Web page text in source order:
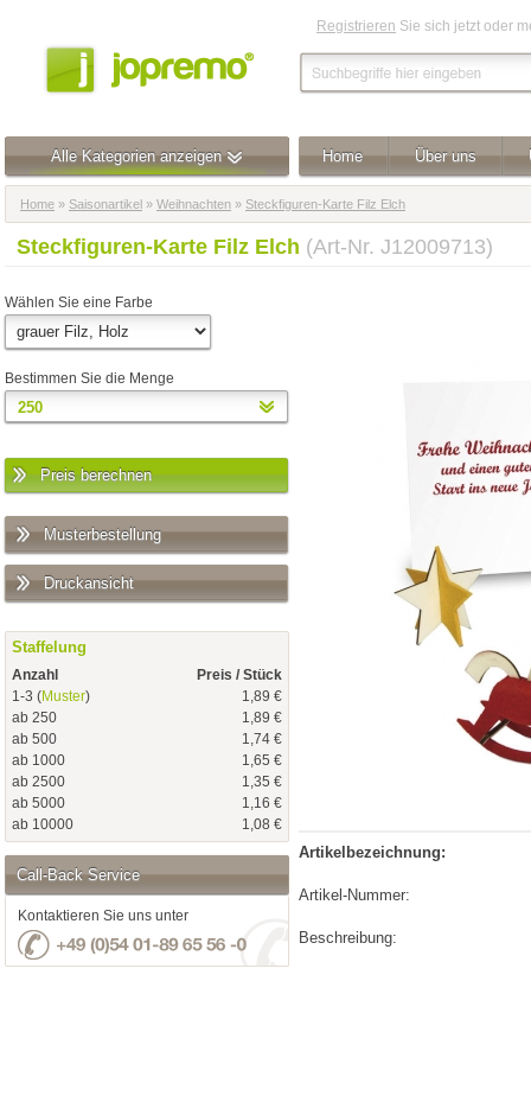
Registrieren Sie sich jetzt oder
Alle Kategorien anzeigen Home Über uns
Home » Saisonartikel » Weihnachten » Steckfiguren-Karte Filz Elch
Steckfiguren-Karte Filz Elch (Art-Nr. J12009713)
Wählen Sie eine Farbe
Bestimmen Sie die Menge
Preis berechnen
Musterbestellung
Druckansicht
Staffelung
Anzahl
Preis / Stück
1-3 (Muster)
1,89 €
ab 250
1,89 €
ab 500
1,74 €
ab 1000
1,65 €
ab 2500
1,35 €
ab 5000
1,16 €
ab 10000
1,08 €
Call-Back Service
Kontaktieren Sie uns unter
Artikelbezeichnung:
Artikel-Nummer:
Beschreibung: